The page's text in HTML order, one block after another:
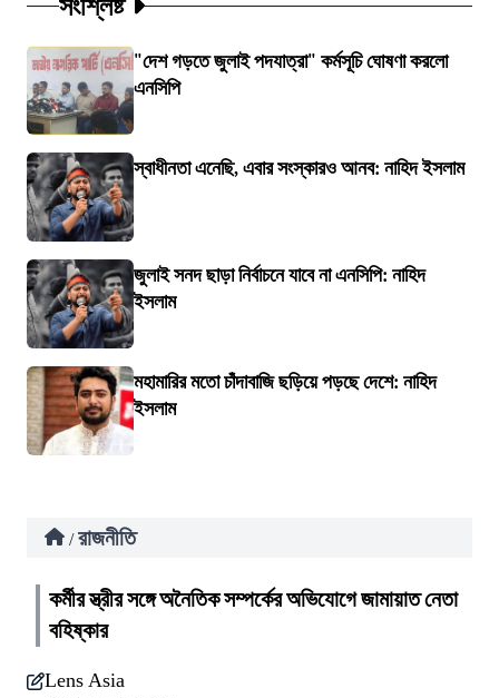
"দেশ গড়তে জুলাই পদযাত্রা" কর্মসূচি ঘোষণা করলো
এনসিপি
স্বাধীনতা এনেছি, এবার সংস্কারও আনব: নাহিদ ইসলাম
জুলাই সনদ ছাড়া নির্বাচনে যাবে না এনসিপি: নাহিদ
ইসলাম
মহামারির মতো চাঁদাবাজি ছড়িয়ে পড়ছে দেশে: নাহিদ
ইসলাম
/ রাজনীতি
কর্মীর স্ত্রীর সঙ্গে অনৈতিক সম্পর্কের অভিযোগে জামায়াত নেতা
বহিষ্কার
Lens Asia